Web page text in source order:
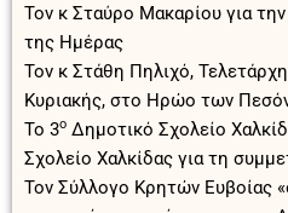
Τον κ Σταύρο Μακαρίου για
της Ημέρας
Τον κ Στάθη Πηλιχό,
Κυριακής, στο Ηρώο των
Το 3ο Δημοτικό Σχολείο
Σχολείο Χαλκίδας για τη
Τον Σύλλογο Κρητών Ευβοίας